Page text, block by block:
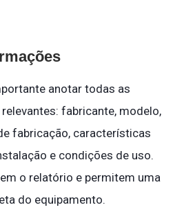
anotar todas as
fabricante, modelo,
fabricação, características
e condições de uso.
o relatório e permitem uma
do equipamento.